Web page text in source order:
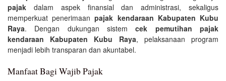
pajak dalam aspek finansial dan administrasi, sekaligus
memperkuat penerimaanpajak kendaraan Kabupaten Kubu
Raya. Dengan dukungan sistemcek pemutihan pajak
kendaraan Kabupaten Kubu Raya, pelaksanaan program
menjadi lebih transparan dan akuntabel.
Manfaat Bagi Wajib Pajak